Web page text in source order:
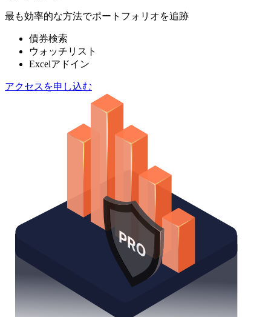
最も効率的な方法でポートフォリオを追跡
債券検索
ウォッチリスト
Excelアドイン
アクセスを申し込む